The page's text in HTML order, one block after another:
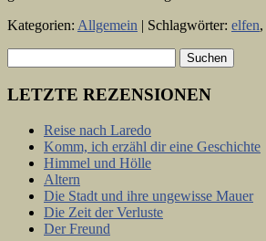
Kategorien: Allgemein | Schlagwörter: elfen,
LETZTE REZENSIONEN
Reise nach Laredo
Komm, ich erzähl dir eine Geschichte
Himmel und Hölle
Altern
Die Stadt und ihre ungewisse Mauer
Die Zeit der Verluste
Der Freund